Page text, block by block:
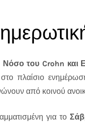
Νόσο τουCrohn και
στο πλαίσιο
από κοινού
για το